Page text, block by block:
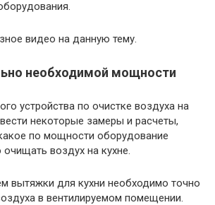
видео на данную тему.
необходимой мощности
устройства по очистке воздуха на
некоторые замеры и расчеты,
по мощности оборудование
воздух на кухне.
вытяжки для кухни необходимо точно
в вентилируемом помещении.